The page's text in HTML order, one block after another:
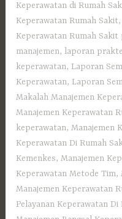
Keperawatan di Rumah
Keperawatan Rumah Sakit,
Keperawatan Rumah Sakit
manajemen, laporan
keperawatan, Laporan
Keperawatan, Laporan
Makalah Manajemen
Manajemen Keperawatan
keperawatan,Manajemen
Keperawatan Di Rumah
Kemenkes,Manajemen
Keperawatan Metode Tim,
Manajemen Keperawatan
Pelayanan Keperawatan Di